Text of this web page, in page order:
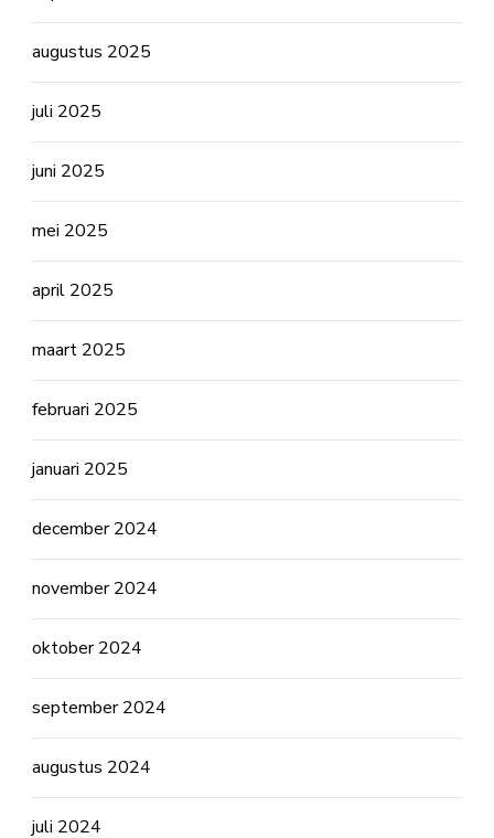
augustus 2025
juli 2025
juni 2025
mei 2025
april 2025
maart 2025
februari 2025
januari 2025
december 2024
november 2024
oktober 2024
september 2024
augustus 2024
juli 2024